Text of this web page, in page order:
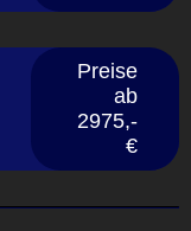
Preise
ab
2975,-
€